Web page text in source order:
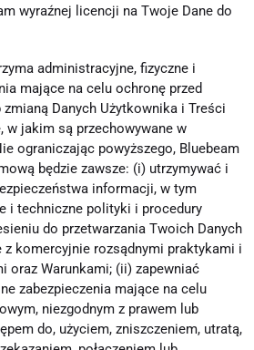
wyraźnej licencji na Twoje Dane do
administracyjne, fizyczne i
mające na celu ochronę przed
Danych Użytkownika i Treści
w jakim są przechowywane w
ograniczając powyższego, Bluebeam
będzie zawsze: (i) utrzymywać i
informacji, w tym
i techniczne polityki i procedury
do przetwarzania Twoich Danych
z komercyjnie rozsądnymi praktykami i
oraz Warunkami; (ii) zapewniać
zabezpieczenia mające na celu
niezgodnym z prawem lub
do, użyciem, zniszczeniem, utratą,